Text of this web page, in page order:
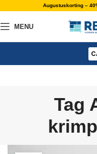
Augustuskorting –
MENU
Tag